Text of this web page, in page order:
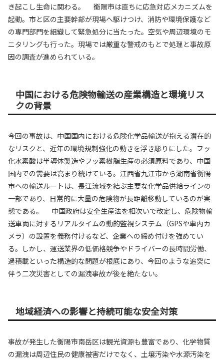
き起こし生命に関わる。 衡陽市は直ちに応急対応メカニズムを
起動。市と区の主要幹部が現場へ駆けつけ、消防や環境保護など
の専門部門を組織して緊急処分に当たった。空気や周辺環境のモ
ニタリングも行った。現場では厳重な警戒のもとで処理と事故原
因の調査が進められている。
中国における危険物輸送の産業構造と環境リス
クの背景
今回の事故は、中国国内における危険化学品輸送が抱える潜在的
なリスクと、近年の環境規制強化の動きを浮き彫りにした。フッ
化水素酸は半導体製造やフッ素樹脂生産の必須原料であり、中国
国内での需要は高まり続けている。江西省九江市から湖南省衡陽
市への輸送ルートは、長江流域を結ぶ主要な化学品供給ラインの
一部であり、日常的に大量の危険物が長距離移動しているのが実
態である。 中国政府は安全生産法を相次いで改定し、危険物輸
送車両に対するリアルタイムの動的監視システム（GPSや車内カ
メラ）の設置を義務付けるなど、企業への締め付けを強めてい
る。しかし、運送業界の低価格競争やドライバーの長時間労働、
過積載といった構造的な問題が根底にあり、今回のような追突に
伴う二次災害としての漏洩事故が後を絶たない。
地域経済への影響と持続可能な安全対策
事故が発生した衡陽市南岳区は観光資源も豊富であり、化学物質
の漏洩は周辺住民の健康被害だけでなく、土壌汚染や水源汚染を